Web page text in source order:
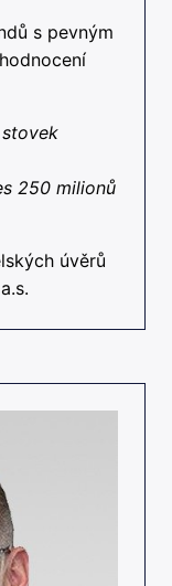
s pevným
250 milionů
úvěrů